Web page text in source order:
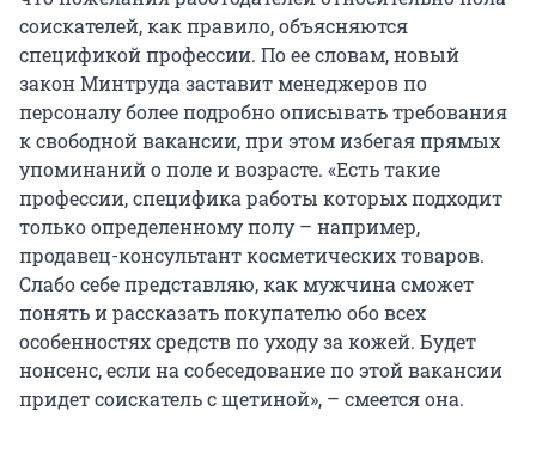
соискателей, как правило, объясняются
спецификой профессии. По ее словам, новый
закон Минтруда заставит менеджеров по
персоналу более подробно описывать требования
к свободной вакансии, при этом избегая прямых
упоминаний о поле и возрасте. «Есть такие
профессии, специфика работы которых подходит
только определенному полу – например,
продавец-консультант косметических товаров.
Слабо себе представляю, как мужчина сможет
понять и рассказать покупателю обо всех
особенностях средств по уходу за кожей. Будет
нонсенс, если на собеседование по этой вакансии
придет соискатель с щетиной», – смеется она.